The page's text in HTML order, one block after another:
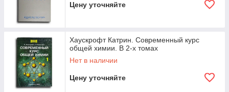
Цену уточняйте
Хаускрофт Катрин. Современный курс
общей химии. В 2-х томах
Нет в наличии
Цену уточняйте